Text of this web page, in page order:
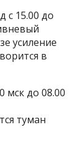
с 15.00 до
усиление
в
мск до 08.00
туман